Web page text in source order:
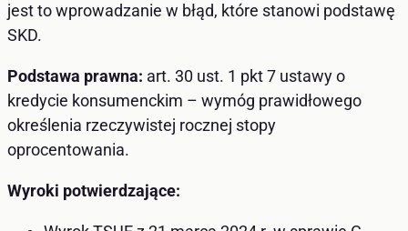
jest to wprowadzanie w błąd, które stanowi podstawę
SKD.
Podstawa prawna: art. 30 ust. 1 pkt 7 ustawy o
kredycie konsumenckim – wymóg prawidłowego
określenia rzeczywistej rocznej stopy
oprocentowania.
Wyroki potwierdzające: